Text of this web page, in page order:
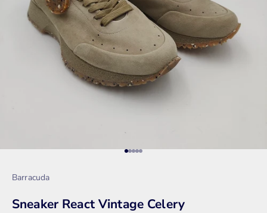
Naar artikel 1
Naar artikel 2
Naar artikel 3
Naar artikel 4
Naar artikel 5
Barracuda
Sneaker React Vintage Celery